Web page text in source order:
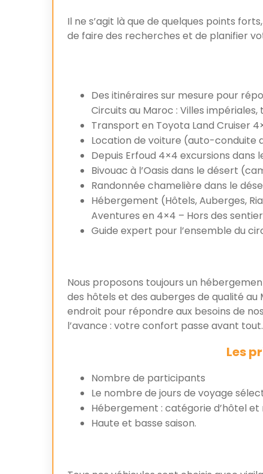
Il ne s’agit là que de quelques points
de faire des recherches et de planifier
Des itinéraires sur mesure pour
Circuits au Maroc : Villes
Transport en Toyota Land Cruiser
Location de voiture (auto-conduite
Depuis Erfoud 4×4 excursions dans
Bivouac à l’Oasis dans le désert
Randonnée chamelière dans le
Hébergement (Hôtels, Auberges,
Aventures en 4×4 – Hors des
Guide expert pour l’ensemble du
Nous proposons toujours un
des hôtels et des auberges de qualité
endroit pour répondre aux besoins de
l’avance : votre confort passe avant tout.
Les
Nombre de participants
Le nombre de jours de voyage
Hébergement : catégorie d’hôtel
Haute et basse saison.